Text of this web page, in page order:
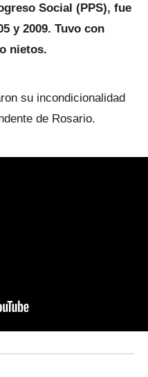
Social (PPS), fue
y 2009. Tuvo con
nietos.
su incondicionalidad
de Rosario.